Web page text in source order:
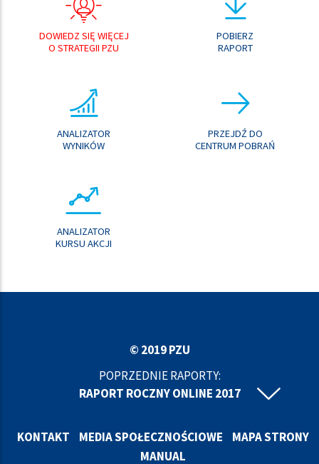
DOWIEDZ SIĘ WIĘCEJ
O STRATEGII PZU
POBIERZ
RAPORT
ANALIZATOR
WYNIKÓW
PRZEJDŹ DO
CENTRUM POBRAŃ
ANALIZATOR
KURSU AKCJI
© 2019 PZU
POPRZEDNIE RAPORTY:
RAPORT ROCZNY ONLINE 2017
RAPORT ROCZNY ONLINE 2015
RAPORT ROCZNY ONLINE 2014
KONTAKT MEDIA SPOŁECZNOŚCIOWE
MAPA STRONY
MANUAL